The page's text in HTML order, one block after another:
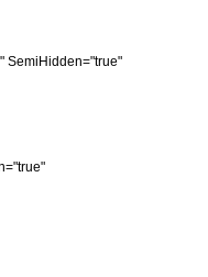
SemiHidden="true"